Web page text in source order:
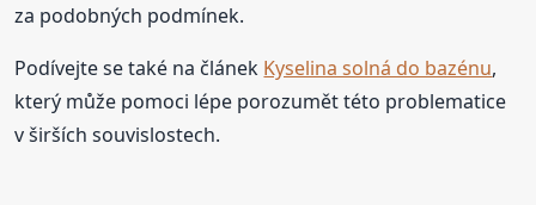
za podobných podmínek.
Podívejte se také na článek Kyselina solná do bazénu,
který může pomoci lépe porozumět této problematice
v širších souvislostech.